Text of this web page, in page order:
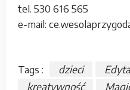
tel. 530 616 565
e-mail:
Tags : dzieci
kreatywność